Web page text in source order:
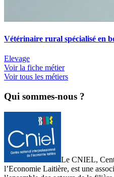
Vétérinaire rural spécialisé en
Elevage
Voir la fiche métier
Voir tous les métiers
Qui sommes-nous ?
Le CNIEL,
l’Economie Laitière, est une